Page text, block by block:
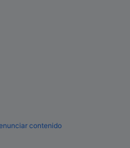
contenido